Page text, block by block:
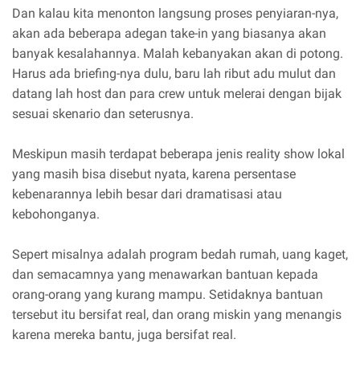
Dan kalau kita menonton langsung proses penyiaran-nya,
akan ada beberapa adegan take-in yang biasanya akan
banyak kesalahannya. Malah kebanyakan akan di potong.
Harus ada briefing-nya dulu, baru lah ribut adu mulut dan
datang lah host dan para crew untuk melerai dengan bijak
sesuai skenario dan seterusnya.
Meskipun masih terdapat beberapa jenis reality show lokal
yang masih bisa disebut nyata, karena persentase
kebenarannya lebih besar dari dramatisasi atau
kebohonganya.
Sepert misalnya adalah program bedah rumah, uang kaget,
dan semacamnya yang menawarkan bantuan kepada
orang-orang yang kurang mampu. Setidaknya bantuan
tersebut itu bersifat real, dan orang miskin yang menangis
karena mereka bantu, juga bersifat real.